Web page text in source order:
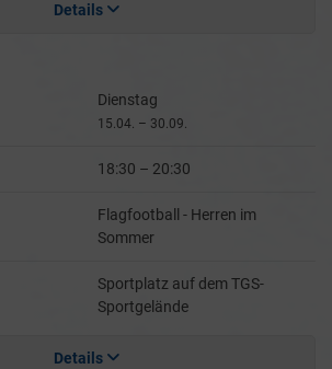
Details
Dienstag
15.04. – 30.09.
18:30 – 20:30
Flagfootball - Herren im
Sommer
Sportplatz auf dem TGS-
Sportgelände
Details